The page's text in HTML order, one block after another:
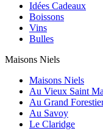
Idées Cadeaux
Boissons
Vins
Bulles
Maisons Niels
Maisons Niels
Au Vieux Saint
Au Grand
Au Savoy
Le Claridge